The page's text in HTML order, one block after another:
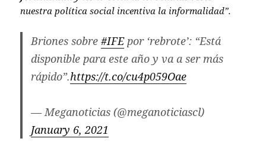
nuestra política social incentiva la informalidad”.
Briones sobre#IFEpor ‘rebrote’: “Está
disponible para este año y va a ser más
rápido”.https://t.co/cu4p059Oae
— Meganoticias (@meganoticiascl)
January 6, 2021